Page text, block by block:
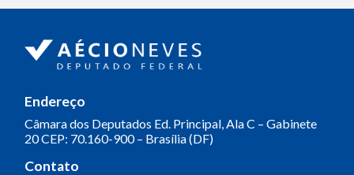
Endereço
Câmara dos Deputados Ed. Principal, Ala C – Gabinete
20CEP: 70.160-900 – Brasília (DF)
Contato